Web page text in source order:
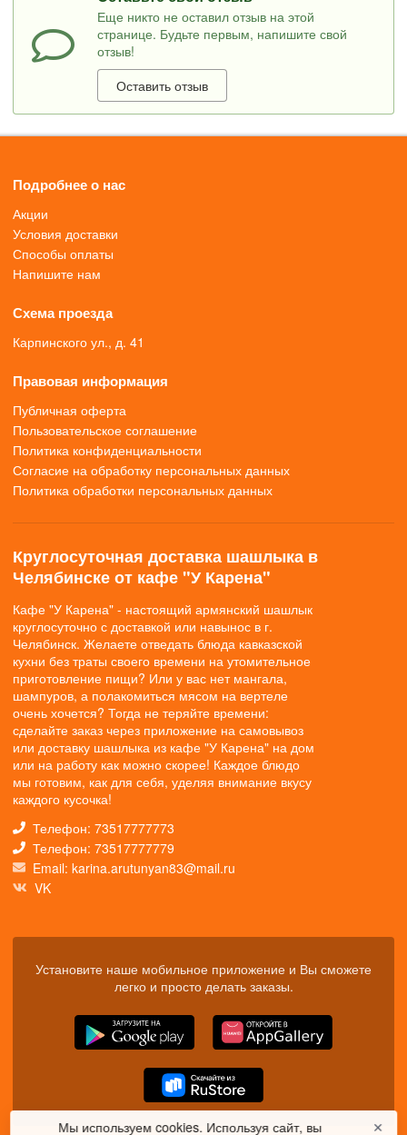
Еще никто не оставил отзыв на этой
странице. Будьте первым, напишите свой
отзыв!
Оставить отзыв
Подробнее о нас
Акции
Условия доставки
Способы оплаты
Напишите нам
Схема проезда
Карпинского ул., д. 41
Правовая информация
Публичная оферта
Пользовательское соглашение
Политика конфиденциальности
Согласие на обработку персональных данных
Политика обработки персональных данных
Круглосуточная доставка шашлыка в
Челябинске от кафе "У Карена"
Кафе "У Карена" - настоящий армянский шашлык
круглосуточно с доставкой или навынос в г.
Челябинск. Желаете отведать блюда кавказской
кухни без траты своего времени на утомительное
приготовление пищи? Или у вас нет мангала,
шампуров, а полакомиться мясом на вертеле
очень хочется? Тогда не теряйте времени:
сделайте заказ через приложение на самовывоз
или доставку шашлыка из кафе "У Карена" на дом
или на работу как можно скорее! Каждое блюдо
мы готовим, как для себя, уделяя внимание вкусу
каждого кусочка!
Телефон: 73517777773
Телефон: 73517777779
Email: karina.arutunyan83@mail.ru
VK
Установите наше мобильное приложение и Вы сможете
легко и просто делать заказы.
Мы используем cookies. Используя сайт, вы ✕